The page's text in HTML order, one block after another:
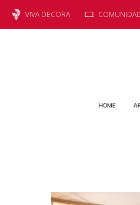
VIVA DECORA
HOME